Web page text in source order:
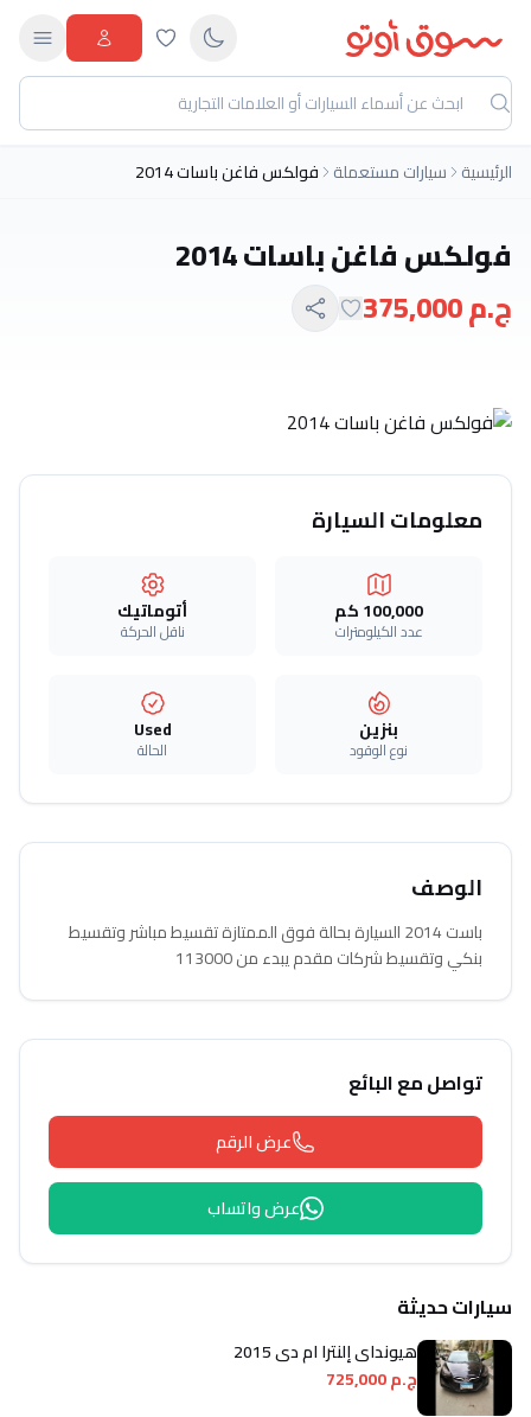
الرئيسية سيارات مستعملة فولكس فاغن باسات 2014
فولكس فاغن باسات 2014
ج.م 375,000
معلومات السيارة
100,000 كم
عدد الكيلومترات
أتوماتيك‎
ناقل الحركة
بنزين
نوع الوقود
Used
الحالة
الوصف
باست 2014 السيارة بحالة فوق الممتازة تقسيط مباشر وتقسيط
بنكي وتقسيط شركات مقدم يبدء من 113000
تواصل مع البائع
عرض الرقم
عرض واتساب
سيارات حديثة
هيونداي إلنترا ام دى 2015
ج.م 725,000